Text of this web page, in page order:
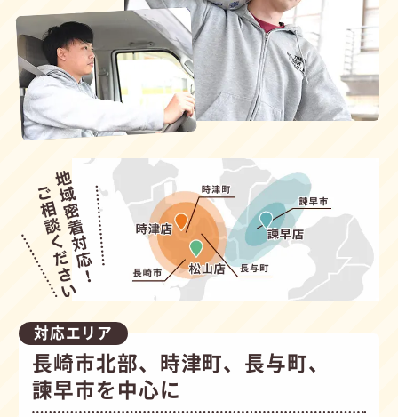
対応エリア
長崎市北部、時津町、長与町、
諫早市を中心に